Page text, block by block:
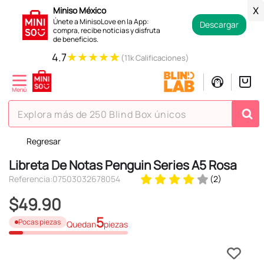
Miniso México
Únete a MinisoLove en la App:
compra, recibe noticias y disfruta
de beneficios.
Descargar
X
4.7★★★★★ (11k Calificaciones)
Explora más de 250 Blind Box únicos
Regresar
Libreta De Notas Penguin Series A5 Rosa
Referencia:07503032678054 (2)
$49.90
Pocas piezas Quedan5piezas
TÉRMINOS MÁS BUSCADOS
1.
hello kitty
2.
spiderman
3.
peluche
4.
osito cariñosito